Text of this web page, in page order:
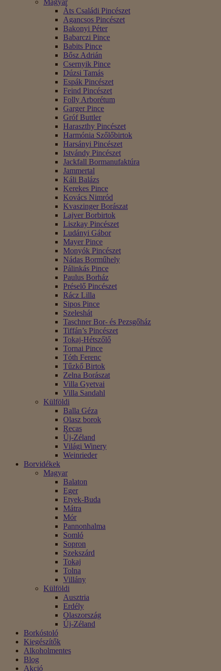
Áts Családi Pincészet
Agancsos Pincészet
Bakonyi Péter
Babarczi Pince
Babits Pince
Bősz Adrián
Csernyik Pince
Dúzsi Tamás
Espák Pincészet
Feind Pincészet
Folly Arborétum
Garger Pince
Gróf Buttler
Haraszthy Pincészet
Harmónia Szőlőbirtok
Harsányi Pincészet
Istvándy Pincészet
Jackfall Bormanufaktúra
Jammertal
Káli Balázs
Kerekes Pince
Kovács Nimród
Kvaszinger Borászat
Lajver Borbirtok
Liszkay Pincészet
Ludányi Gábor
Mayer Pince
Monyók Pincészet
Nádas Borműhely
Pálinkás Pince
Paulus Borház
Préselő Pincészet
Rácz Lilla
Sipos Pince
Szeleshát
Taschner Bor- és Pezsgőház
Tiffán’s Pincészet
Tokaj-Hétszőlő
Tornai Pince
Tóth Ferenc
Tűzkő Birtok
Zelna Borászat
Villa Gyetvai
Villa Sandahl
Külföldi
Balla Géza
Olasz borok
Recas
Új-Zéland
Világi Winery
Weinrieder
Borvidékek
Magyar
Balaton
Eger
Etyek-Buda
Mátra
Mór
Pannonhalma
Somló
Sopron
Szekszárd
Tokaj
Tolna
Villány
Külföldi
Ausztria
Erdély
Olaszország
Új-Zéland
Borkóstoló
Kiegészítők
Alkoholmentes
Blog
Akció